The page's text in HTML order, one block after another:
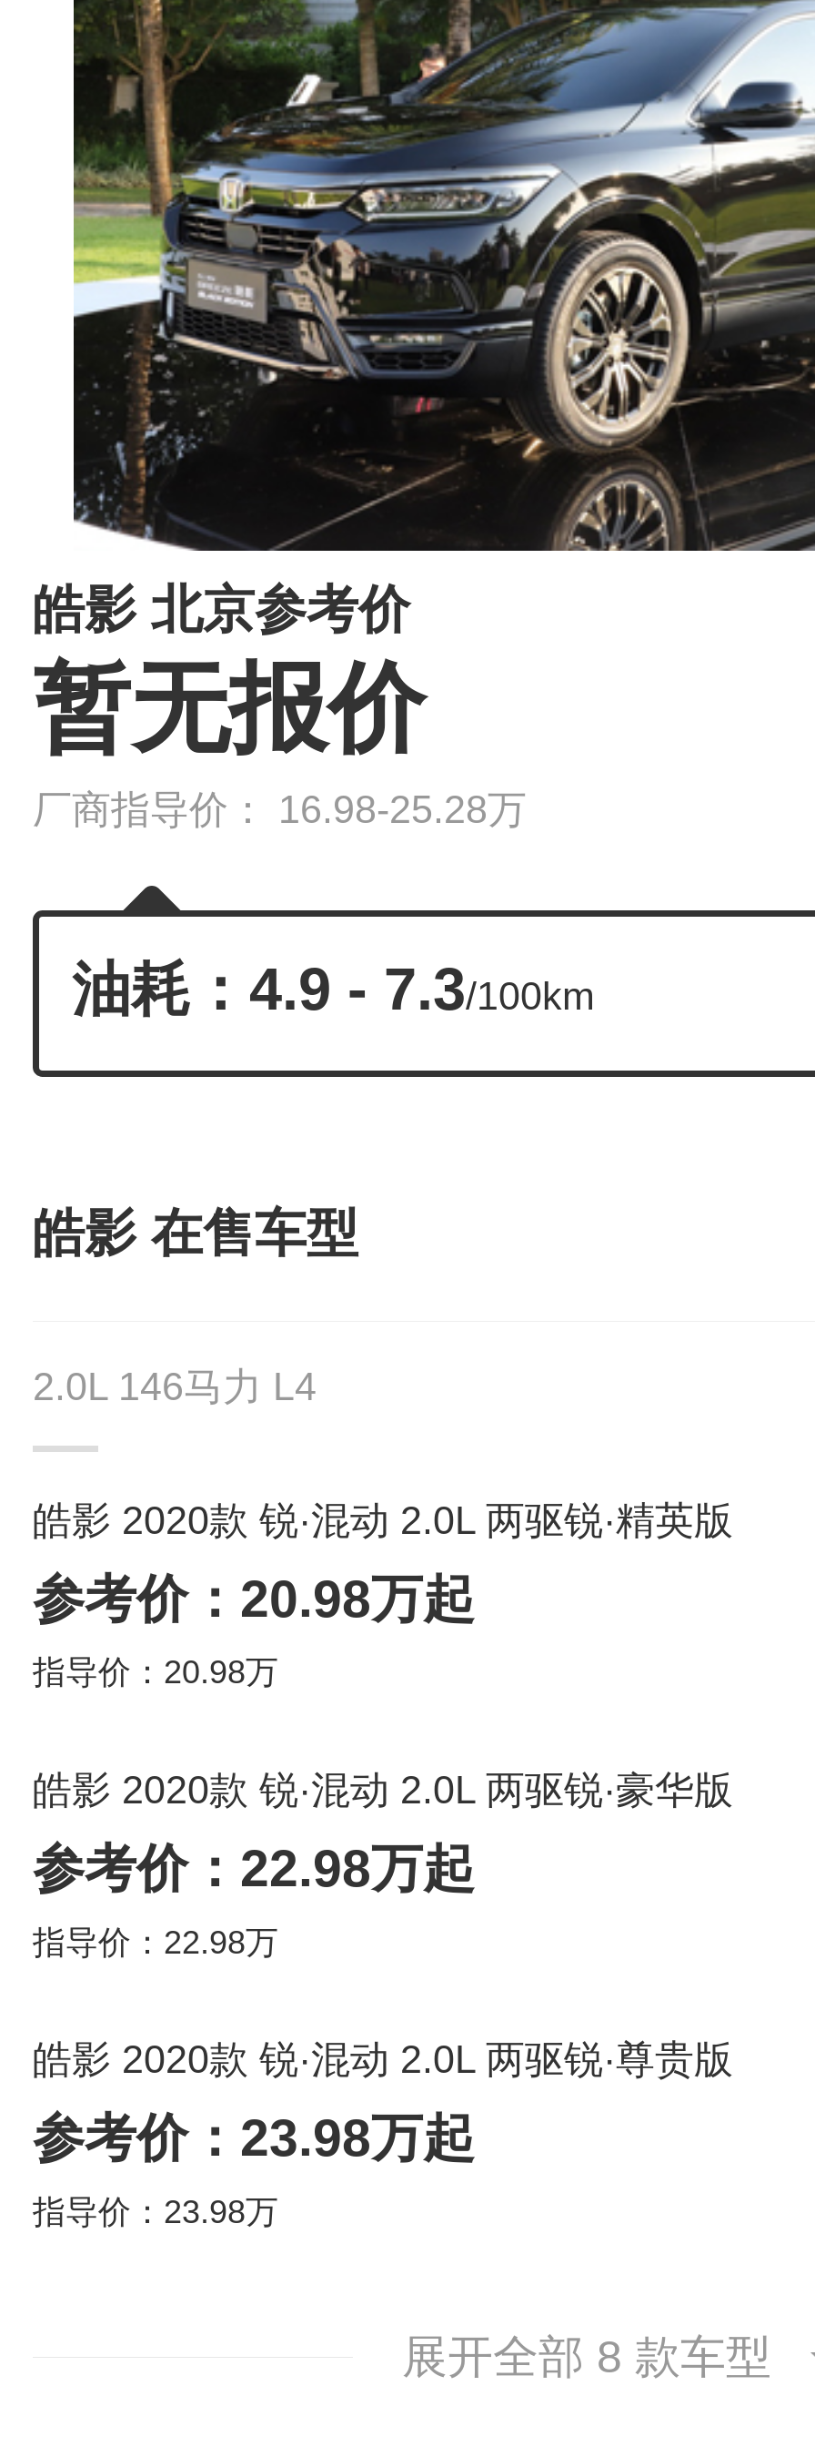
皓影 北京参考价
暂无报价
厂商指导价： 16.98-25.28万
油耗：4.9 - 7.3/100km
皓影 在售车型
2.0L 146马力 L4
皓影 2020款 锐·混动 2.0L 两驱锐·精英版
参考价：20.98万起
指导价：20.98万
皓影 2020款 锐·混动 2.0L 两驱锐·豪华版
参考价：22.98万起
指导价：22.98万
皓影 2020款 锐·混动 2.0L 两驱锐·尊贵版
参考价：23.98万起
指导价：23.98万
展开全部 8 款车型